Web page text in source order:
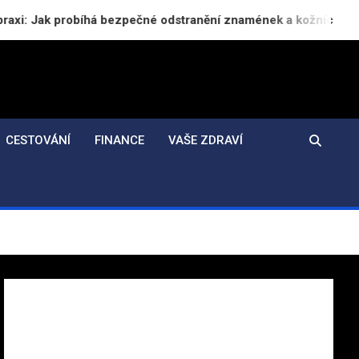
bezpečné odstranění znamének a kožních výrůstků
CESTOVÁNÍ FINANCE VAŠE ZDRAVÍ